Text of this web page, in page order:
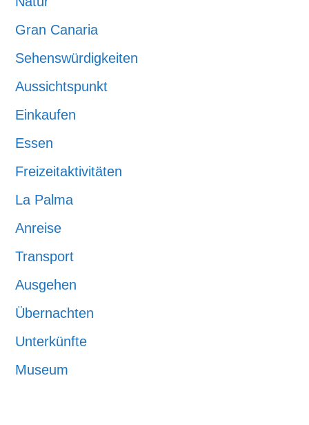
Gran Canaria
Sehenswürdigkeiten
Aussichtspunkt
Einkaufen
Essen
Freizeitaktivitäten
La Palma
Anreise
Transport
Ausgehen
Übernachten
Unterkünfte
Museum